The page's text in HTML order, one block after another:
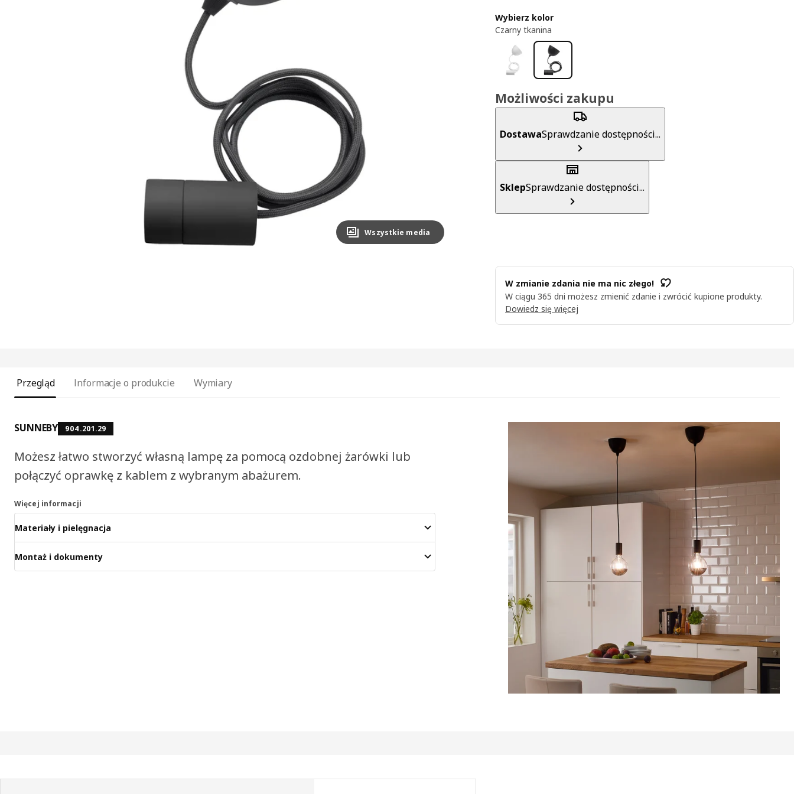
Image zoomed out, normal view
Wszystkie media
Wybierz kolor
Czarny tkanina
Możliwości zakupu
DostawaSprawdzanie dostępności...
SklepSprawdzanie dostępności...
W zmianie zdania nie ma nic złego!
W ciągu 365 dni możesz zmienić zdanie i zwrócić kupione produkty.
Dowiedz się więcej
Przegląd Informacje o produkcie Wymiary
SUNNEBY 904.201.29
Możesz łatwo stworzyć własną lampę za pomocą ozdobnej żarówki lub
połączyć oprawkę z kablem z wybranym abażurem.
Więcej informacji
Materiały i pielęgnacja
Montaż i dokumenty